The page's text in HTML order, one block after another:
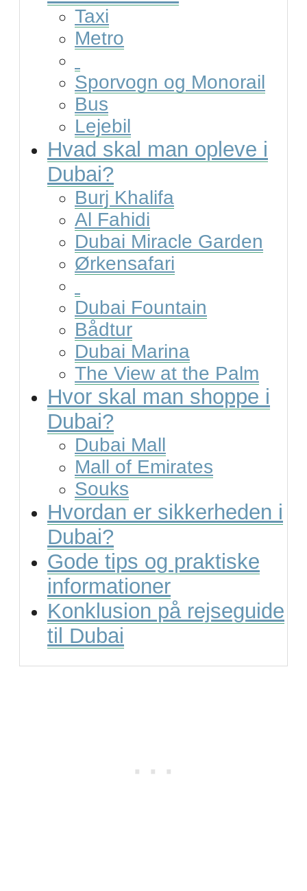
Taxi
Metro
Sporvogn og Monorail
Bus
Lejebil
Hvad skal man opleve i
Dubai?
Burj Khalifa
Al Fahidi
Dubai Miracle Garden
Ørkensafari
Dubai Fountain
Bådtur
Dubai Marina
The View at the Palm
Hvor skal man shoppe i
Dubai?
Dubai Mall
Mall of Emirates
Souks
Hvordan er sikkerheden i
Dubai?
Gode tips og praktiske
informationer
Konklusion på rejseguide
til Dubai